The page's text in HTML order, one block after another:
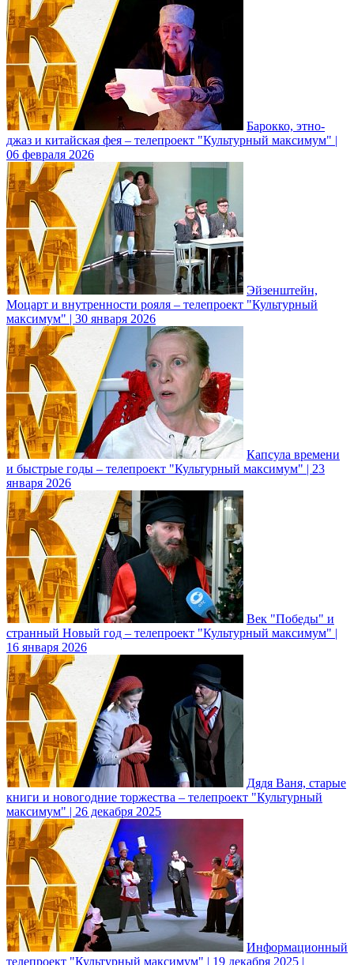
Барокко, этно-
джаз и китайская фея – телепроект "Культурный максимум" |
06 февраля 2026
Эйзенштейн,
Моцарт и внутренности рояля – телепроект "Культурный
максимум" | 30 января 2026
Капсула времени
и быстрые годы – телепроект "Культурный максимум" | 23
января 2026
Век "Победы" и
странный Новый год – телепроект "Культурный максимум" |
16 января 2026
Дядя Ваня, старые
книги и новогодние торжества – телепроект "Культурный
максимум" | 26 декабря 2025
Информационный
телепроект "Культурный максимум" | 19 декабря 2025 |